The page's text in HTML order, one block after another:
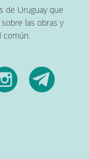
de Uruguay que
las obras y
común.